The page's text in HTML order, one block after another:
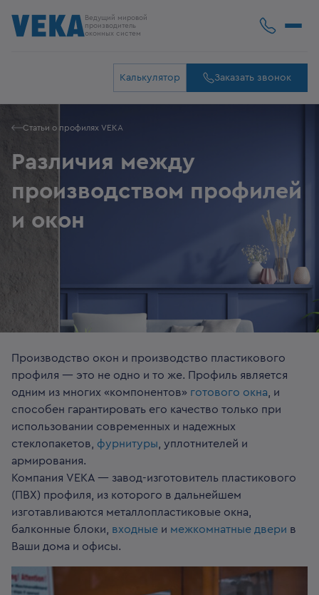
Ведущий мировой
производитель
оконных систем
Калькулятор Заказать звонок
Статьи о профилях VEKA
Различия между
производством профилей
и окон
Производство окон и производство пластикового
профиля — это не одно и то же. Профиль является
одним из многих «компонентов» готового окна , и
способен гарантировать его качество только при
использовании современных и надежных
стеклопакетов, фурнитуры , уплотнителей и
армирования.
Компания VEKA — завод-изготовитель пластикового
(ПВХ) профиля, из которого в дальнейшем
изготавливаются металлопластиковые окна,
балконные блоки, входные и межкомнатные двери в
Ваши дома и офисы.